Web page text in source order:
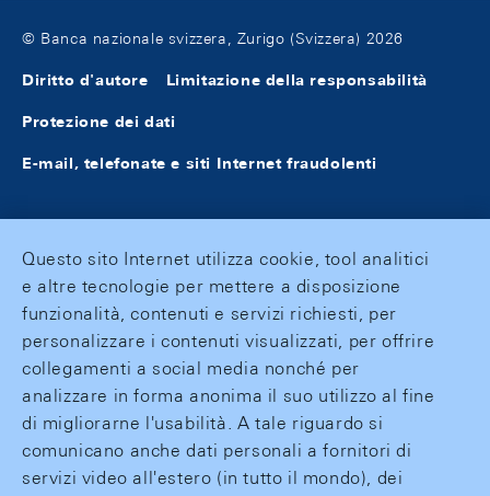
© Banca nazionale svizzera, Zurigo (Svizzera) 2026
Diritto d'autore Limitazione della responsabilità
Protezione dei dati
E-mail, telefonate e siti Internet fraudolenti
Questo sito Internet utilizza cookie, tool analitici
e altre tecnologie per mettere a disposizione
funzionalità, contenuti e servizi richiesti, per
personalizzare i contenuti visualizzati, per offrire
collegamenti a social media nonché per
analizzare in forma anonima il suo utilizzo al fine
di migliorarne l'usabilità. A tale riguardo si
comunicano anche dati personali a fornitori di
servizi video all'estero (in tutto il mondo), dei